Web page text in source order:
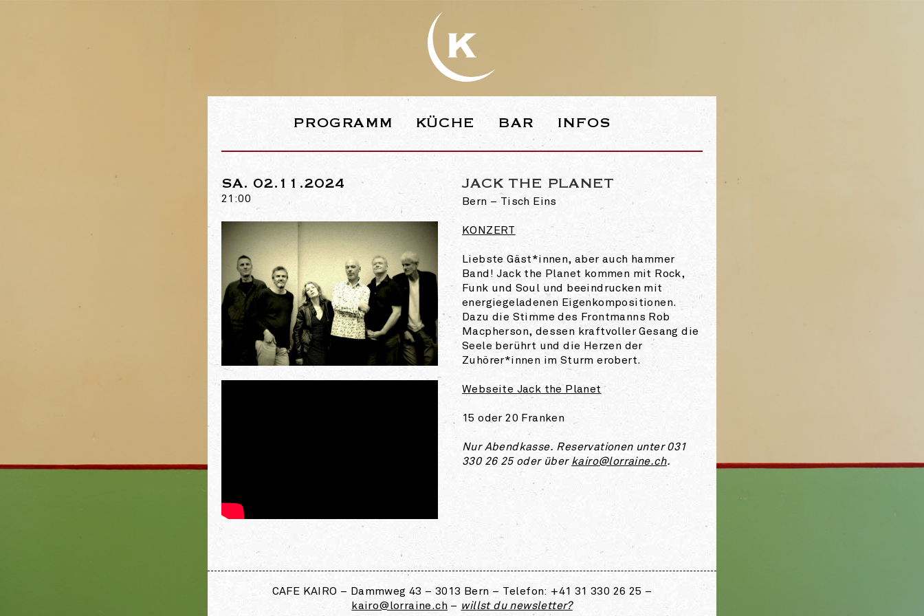
PROGRAMM KÜCHE BAR INFOS
SA. 02.11.2024
21:00
JACK THE PLANET
Bern – Tisch Eins
KONZERT
Liebste Gäst*innen, aber auch hammer
Band! Jack the Planet kommen mit Rock,
Funk und Soul und beeindrucken mit
energiegeladenen Eigenkompositionen.
Dazu die Stimme des Frontmanns Rob
Macpherson, dessen kraftvoller Gesang die
Seele berührt und die Herzen der
Zuhörer*innen im Sturm erobert.
Webseite Jack the Planet
15 oder 20 Franken
Nur Abendkasse. Reservationen unter 031
330 26 25 oder überkairo@lorraine.ch.
CAFE KAIRO – Dammweg 43 – 3013 Bern – Telefon: +41 31 330 26 25 –
kairo@lorraine.ch – willst du newsletter?